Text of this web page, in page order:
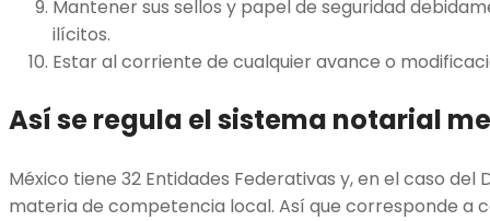
Mantener sus sellos y papel de seguridad
ilícitos.
Estar al corriente de cualquier avance o
Así se regula el sistema notarial
México tiene 32 Entidades Federativas y, en el caso del
materia de competencia local. Así que corresponde a